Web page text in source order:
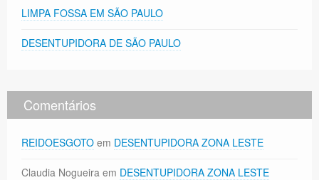
LIMPA FOSSA EM SÃO PAULO
DESENTUPIDORA DE SÃO PAULO
Comentários
REIDOESGOTO em DESENTUPIDORA ZONA LESTE
Claudia Nogueira em DESENTUPIDORA ZONA LESTE